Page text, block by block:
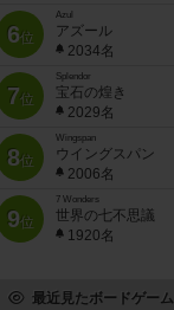
6位
Azul
アズール
2034名
7位
Splendor
宝石の煌き
2029名
8位
Wingspan
ウイングスパン
2006名
9位
7 Wonders
世界の七不思議
1920名
最近見たボードゲーム